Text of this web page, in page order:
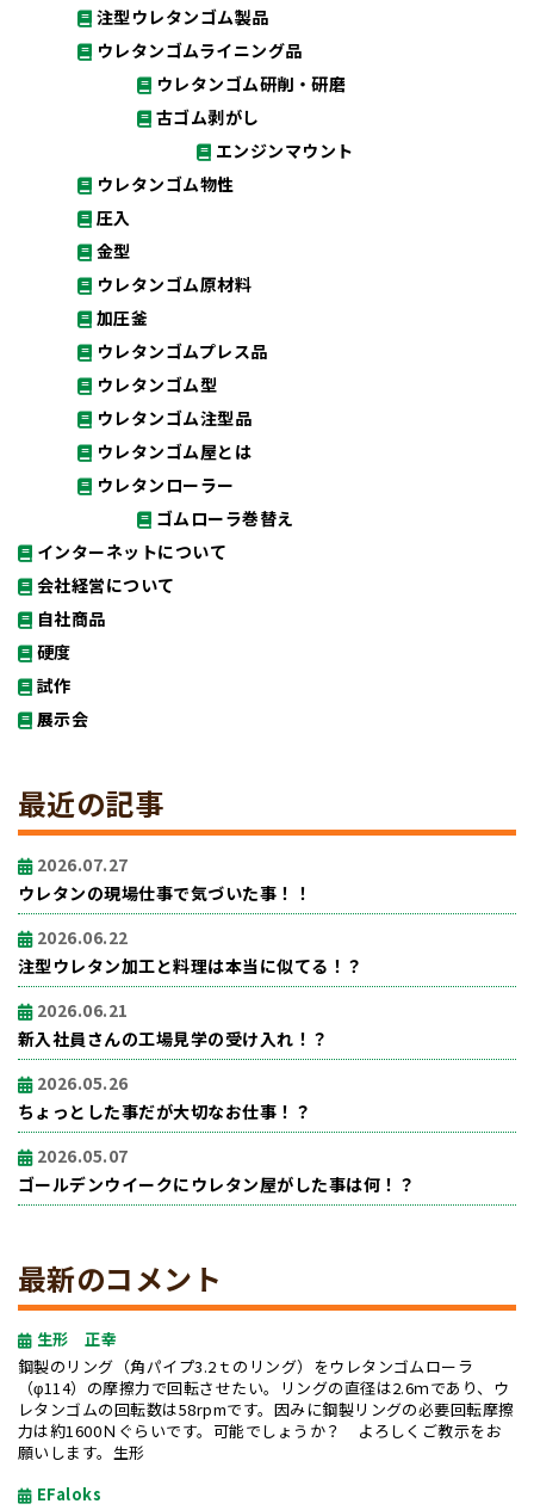
注型ウレタンゴム製品
ウレタンゴムライニング品
ウレタンゴム研削・研磨
古ゴム剥がし
エンジンマウント
ウレタンゴム物性
圧入
金型
ウレタンゴム原材料
加圧釜
ウレタンゴムプレス品
ウレタンゴム型
ウレタンゴム注型品
ウレタンゴム屋とは
ウレタンローラー
ゴムローラ巻替え
インターネットについて
会社経営について
自社商品
硬度
試作
展示会
最近の記事
2026.07.27
ウレタンの現場仕事で気づいた事！！
2026.06.22
注型ウレタン加工と料理は本当に似てる！？
2026.06.21
新入社員さんの工場見学の受け入れ！？
2026.05.26
ちょっとした事だが大切なお仕事！？
2026.05.07
ゴールデンウイークにウレタン屋がした事は何！？
最新のコメント
生形 正幸
鋼製のリング（角パイプ3.2ｔのリング）をウレタンゴムローラ
（φ114）の摩擦力で回転させたい。リングの直径は2.6ｍであり、ウ
レタンゴムの回転数は58rpmです。因みに鋼製リングの必要回転摩擦
力は約1600Ｎぐらいです。可能でしょうか？ よろしくご教示をお
願いします。生形
EFaloks